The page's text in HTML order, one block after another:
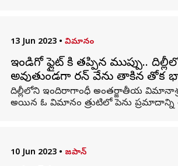
13 Jun 2023 • విమానం
ఇండిగో ఫ్లైట్ కి తప్పిన ముప్పు..
అవుతుండగా రన్ వేను తాకిన తోక
దిల్లీలోని ఇందిరాగాంధీ అంతర్జాతీయ
అయిన ఓ విమానం త్రుటిలో పెను ప్రమాదాన్ని
10 Jun 2023 • జపాన్